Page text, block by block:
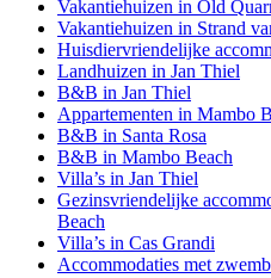
Vakantiehuizen in Old
Vakantiehuizen in Strand
Huisdiervriendelijke
Landhuizen in Jan Thiel
B&B in Jan Thiel
Appartementen in Mambo
B&B in Santa Rosa
B&B in Mambo Beach
Villa’s in Jan Thiel
Gezinsvriendelijke
Beach
Villa’s in Cas Grandi
Accommodaties met